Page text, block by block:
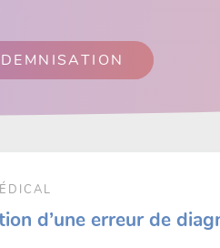
d’une erreur de